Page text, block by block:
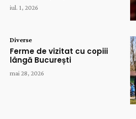
iul. 1, 2026
Diverse
Ferme de vizitat cu copiii
lângă București
mai 28, 2026